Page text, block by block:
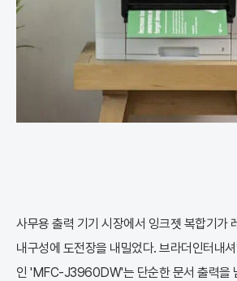
사무용 출력 기기 시장에서 잉크젯 복합기가
내구성에 도전장을 내밀었다. 브라더인터내
인 'MFC-J3960DW'는 단순한 문서 출력을